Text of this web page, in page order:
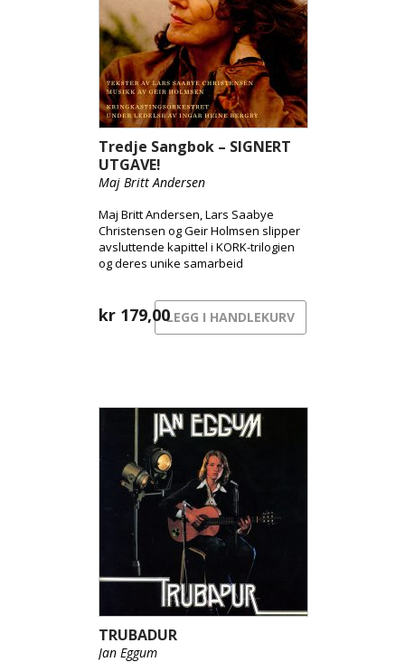
Tredje Sangbok – SIGNERT
UTGAVE!
Maj Britt Andersen
Maj Britt Andersen, Lars Saabye
Christensen og Geir Holmsen slipper
avsluttende kapittel i KORK-trilogien
og deres unike samarbeid
kr 179,00LEGG I HANDLEKURV
TRUBADUR
Jan Eggum